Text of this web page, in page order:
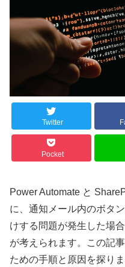
Twitter
Pocket
Power Automate と
に、通知メール内のボタ
けする問題が発生した場
が考えられます。この記
ための手順と原因を探りま